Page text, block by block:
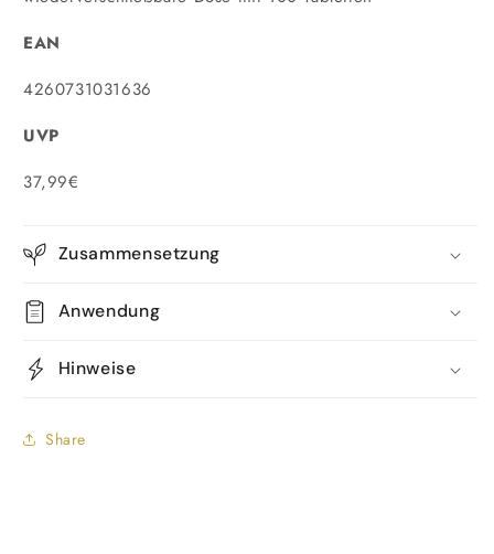
EAN
4260731031636
UVP
37,99€
Zusammensetzung
Anwendung
Hinweise
Share